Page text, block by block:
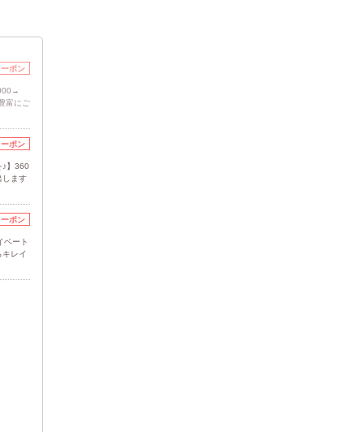
ポン
富にご
ポン
♪】360
します
ポン
ベート
レイ